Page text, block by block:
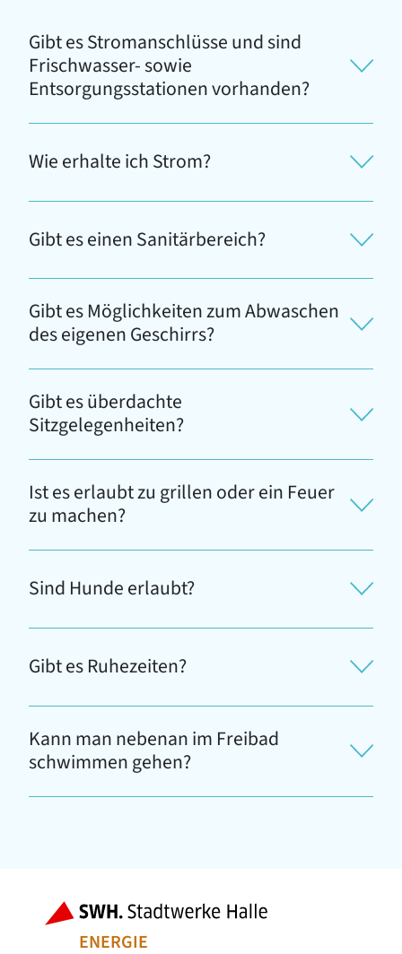
Gibt es Stromanschlüsse und sind
Frischwasser- sowie
Entsorgungsstationen vorhanden?
Wie erhalte ich Strom?
Gibt es einen Sanitärbereich?
Gibt es Möglichkeiten zum Abwaschen
des eigenen Geschirrs?
Gibt es überdachte
Sitzgelegenheiten?
Ist es erlaubt zu grillen oder ein Feuer
zu machen?
Sind Hunde erlaubt?
Gibt es Ruhezeiten?
Kann man nebenan im Freibad
schwimmen gehen?
Bereiche der
ENERGIE